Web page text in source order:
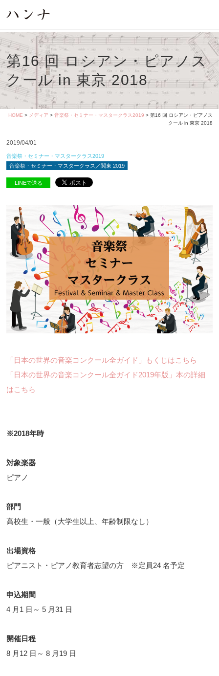
第16 回 ロシアン・ピアノス
クール in 東京 2018
HOME > メディア > 音楽祭・セミナー・マスタークラス2019 > 第16 回 ロシアン・ピアノス
クール in 東京 2018
2019/04/01
音楽祭・セミナー・マスタークラス2019
音楽祭・セミナー・マスタークラス／関東 2019
LINEで送る
「日本の世界の音楽コンクール全ガイド」もくじはこちら
「日本の世界の音楽コンクール全ガイド2019年版」本の詳細
はこちら
※2018年時
対象楽器
ピアノ
部門
高校生・一般（大学生以上、年齢制限なし）
出場資格
ピアニスト・ピアノ教育者志望の方 ※定員24 名予定
申込期間
4 月1 日～ 5 月31 日
開催日程
8 月12 日～ 8 月19 日